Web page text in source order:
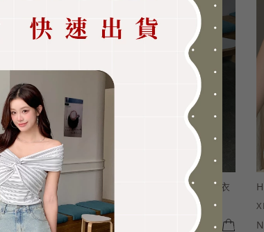
HOOLOOLOO聯名-KUKU熊蝴蝶結短袖上衣
S M L 全尺碼
NT.690